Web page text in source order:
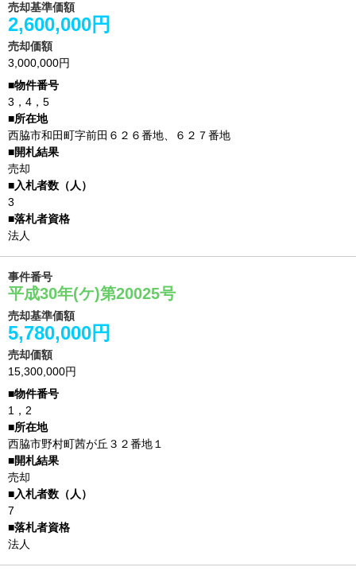
売却基準価額
2,600,000円
売却価額
3,000,000円
3，4，5
西脇市和田町字前田６２６番地、６２７番地
売却
3
法人
事件番号
平成30年(ケ)第20025号
売却基準価額
5,780,000円
売却価額
15,300,000円
1，2
西脇市野村町茜が丘３２番地１
売却
7
法人